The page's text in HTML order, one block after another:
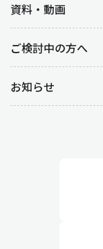
資料・動画
ご検討中の方へ
お知らせ